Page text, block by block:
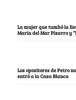
La mujer que tumbó la
María del Mar Pizarro y
Los opositores de Petro
entró a la Casa Blanca